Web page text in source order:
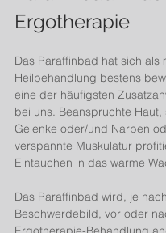
Ergotherapie
Das Paraffinbad hat sich als
Heilbehandlung bestens
eine der häufigsten
bei uns. Beanspruchte Haut,
Gelenke oder/und Narben
verspannte Muskulatur
Eintauchen in das warme
Das Paraffinbad wird, je nach
Beschwerdebild, vor oder